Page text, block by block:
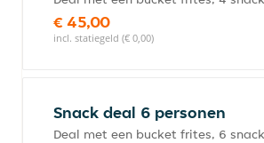
€ 45,00
incl. statiegeld (€ 0,00)
Snack deal 6 personen
Deal met een bucket frites, 6